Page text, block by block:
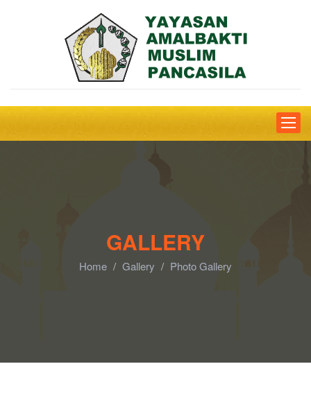
Toggle
GALLERY
Home Gallery Photo Gallery